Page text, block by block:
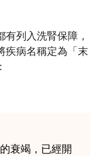
列入洗腎保障，
疾病名稱定為「末
衰竭，已經開